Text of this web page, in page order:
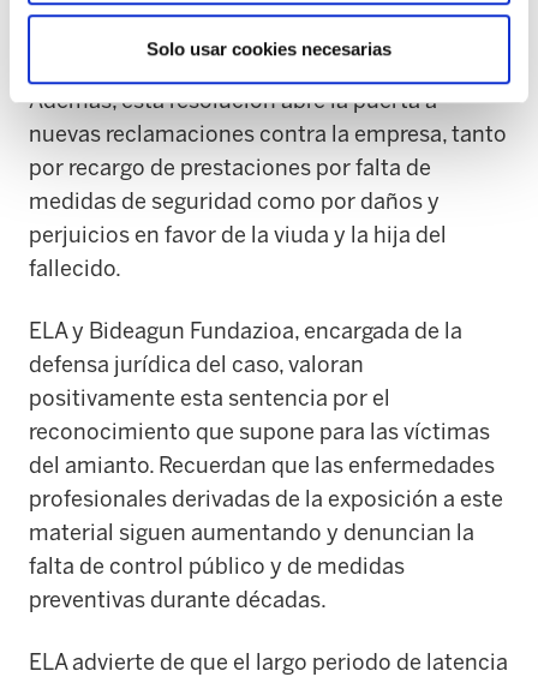
Solo usar cookies necesarias
Además, esta resolución abre la puerta a
nuevas reclamaciones contra la empresa, tanto
por recargo de prestaciones por falta de
medidas de seguridad como por daños y
perjuicios en favor de la viuda y la hija del
fallecido.
ELA y Bideagun Fundazioa, encargada de la
defensa jurídica del caso, valoran
positivamente esta sentencia por el
reconocimiento que supone para las víctimas
del amianto. Recuerdan que las enfermedades
profesionales derivadas de la exposición a este
material siguen aumentando y denuncian la
falta de control público y de medidas
preventivas durante décadas.
ELA advierte de que el largo periodo de latencia